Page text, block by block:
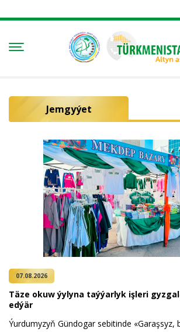
Jemgyýet
07.08.2026
Täze okuw ýylyna taýýarlyk işleri
edýär
Ýurdumyzyň Gündogar sebitinde «Garaşsyz,